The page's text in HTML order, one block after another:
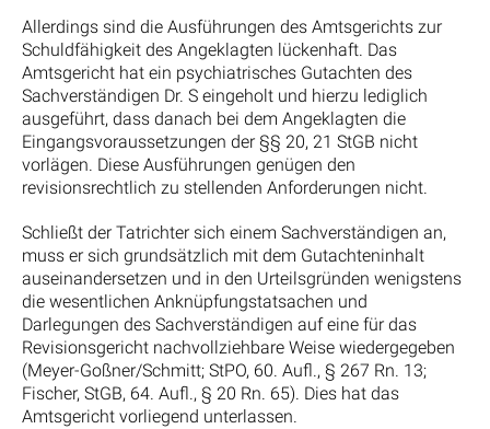
Allerdings sind die Ausführungen des Amtsgerichts zur
Schuldfähigkeit des Angeklagten lückenhaft. Das
Amtsgericht hat ein psychiatrisches Gutachten des
Sachverständigen Dr. S eingeholt und hierzu lediglich
ausgeführt, dass danach bei dem Angeklagten die
Eingangsvoraussetzungen der §§ 20, 21 StGB nicht
vorlägen. Diese Ausführungen genügen den
revisionsrechtlich zu stellenden Anforderungen nicht.
Schließt der Tatrichter sich einem Sachverständigen an,
muss er sich grundsätzlich mit dem Gutachteninhalt
auseinandersetzen und in den Urteilsgründen wenigstens
die wesentlichen Anknüpfungstatsachen und
Darlegungen des Sachverständigen auf eine für das
Revisionsgericht nachvollziehbare Weise wiedergegeben
(Meyer-Goßner/Schmitt; StPO, 60. Aufl., § 267 Rn. 13;
Fischer, StGB, 64. Aufl., § 20 Rn. 65). Dies hat das
Amtsgericht vorliegend unterlassen.